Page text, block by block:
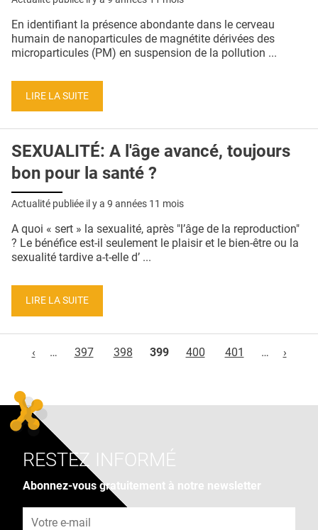
En identifiant la présence abondante dans le cerveau
humain de nanoparticules de magnétite dérivées des
microparticules (PM) en suspension de la pollution ...
LIRE LA SUITE
SEXUALITÉ: A l'âge avancé, toujours
bon pour la santé ?
Actualité publiée il y a 9 années 11 mois
A quoi « sert » la sexualité, après "l’âge de la reproduction"
? Le bénéfice est-il seulement le plaisir et le bien-être ou la
sexualité tardive a-t-elle d’ ...
LIRE LA SUITE
‹
… 397 398 399 400 401 … ›
RESTEZ INFORMÉ
Abonnez-vous gratuitement à notre newsletter